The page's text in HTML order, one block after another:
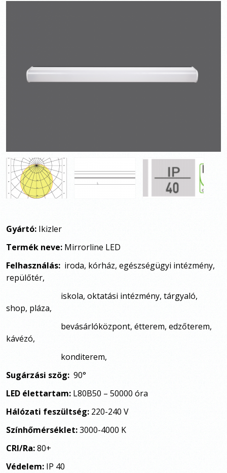
Gyártó: Ikizler
Termék neve: Mirrorline LED
Felhasználás: iroda, kórház, egészségügyi intézmény,
repülőtér,
iskola, oktatási intézmény, tárgyaló,
shop, pláza,
bevásárlóközpont, étterem, edzőterem,
kávézó,
konditerem,
Sugárzási szög: 90°
LED élettartam: L80B50 – 50000 óra
Hálózati feszültség: 220-240 V
Színhőmérséklet:3000-4000 K
CRI/Ra:80+
Védelem: IP 40